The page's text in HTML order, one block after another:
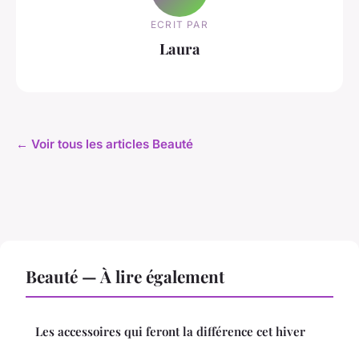
ECRIT PAR
Laura
← Voir tous les articles Beauté
Beauté — À lire également
Les accessoires qui feront la différence cet hiver